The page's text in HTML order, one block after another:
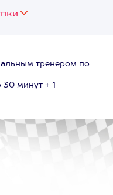
тренером по
30 минут + 1